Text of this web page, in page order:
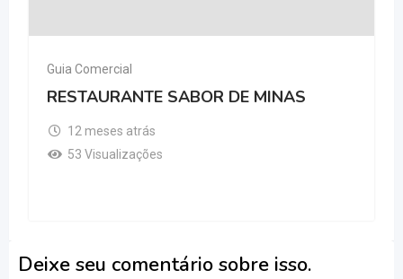
Guia Comercial
RESTAURANTE SABOR DE MINAS
12 meses atrás
53 Visualizações
Deixe seu comentário sobre isso.